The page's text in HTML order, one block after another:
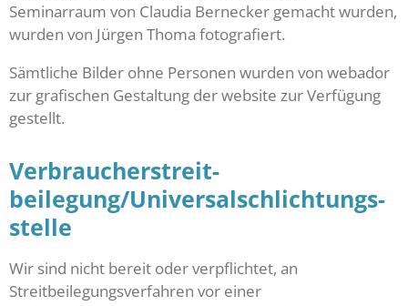
Seminarraum von Claudia Bernecker gemacht wurden,
wurden von Jürgen Thoma fotografiert.
Sämtliche Bilder ohne Personen wurden von webador
zur grafischen Gestaltung der website zur Verfügung
gestellt.
Verbraucher­streit­
beilegung/Universal­schlichtungs­
stelle
Wir sind nicht bereit oder verpflichtet, an
Streitbeilegungsverfahren vor einer